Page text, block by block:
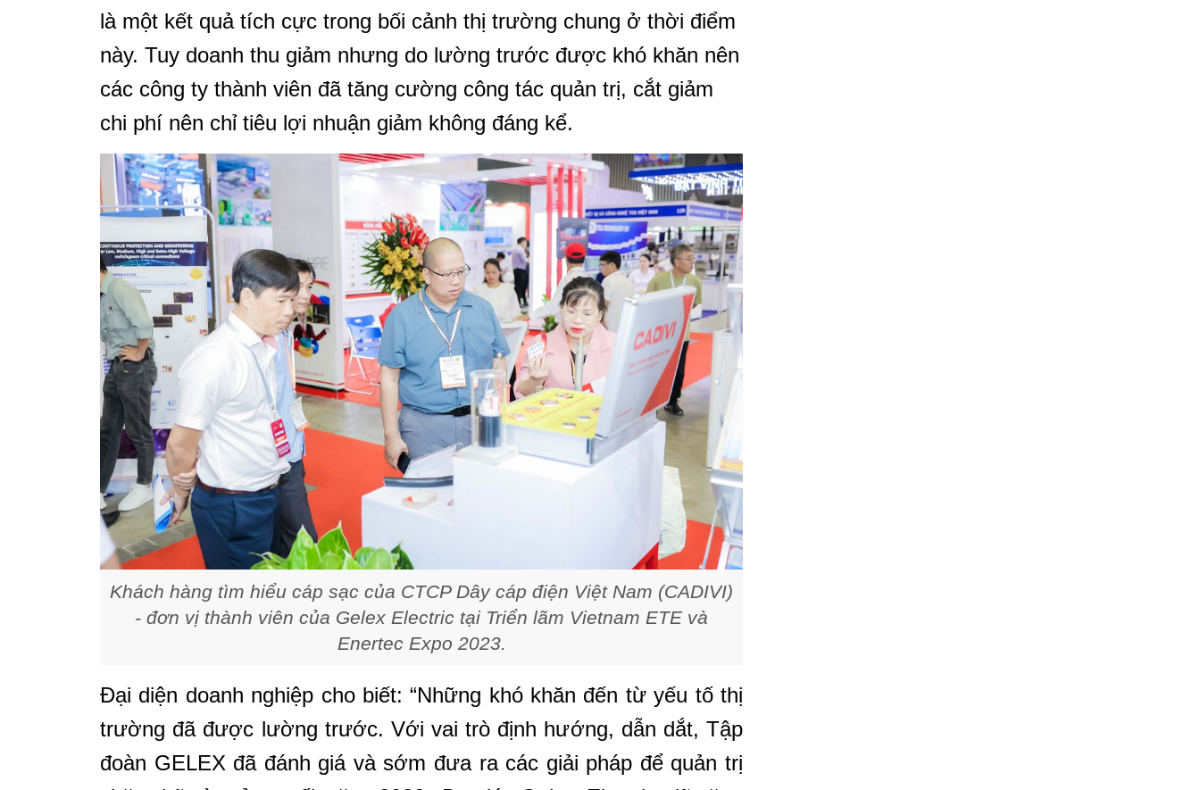
là một kết quả tích cực trong bối cảnh thị trường chung ở thời điểm
này. Tuy doanh thu giảm nhưng do lường trước được khó khăn nên
các công ty thành viên đã tăng cường công tác quản trị, cắt giảm
chi phí nên chỉ tiêu lợi nhuận giảm không đáng kể.
Khách hàng tìm hiểu cáp sạc của CTCP Dây cáp điện Việt Nam (CADIVI)
- đơn vị thành viên của Gelex Electric tại Triển lãm Vietnam ETE và
Enertec Expo 2023.
Đại diện doanh nghiệp cho biết: “Những khó khăn đến từ yếu tố thị
trường đã được lường trước. Với vai trò định hướng, dẫn dắt, Tập
đoàn GELEX đã đánh giá và sớm đưa ra các giải pháp để quản trị